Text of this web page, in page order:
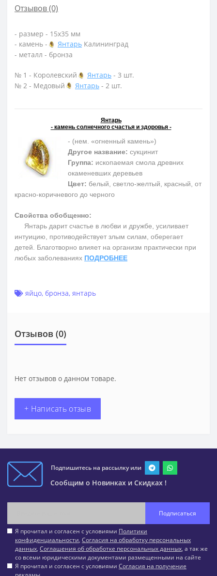
Отзывов (0)
- размер - 15х35 мм
- камень -
Янтарь Калининград
- металл - бронза
№ 1 - Королевский Янтарь - 3 шт.
№ 2 - Медовый
Янтарь - 2 шт.
Янтарь
- камень солнечного счастья и здоровья -
- (нем. «огненный камень»)
Другое название: сукцинит
Группа: ископаемая смола древних
окаменевших деревьев
Цвет: белый, светло-желтый, красный, от
красно-коричневого до черного
Свойства обобщенно:
Янтарь дарит счастье в любви и дружбе, усиливает
интуицию, противодействует злым силам, оберегает
детей. Благотворно влияет на организм практически при
любых заболеваниях ПОДРОБНЕЕ
яйцо, бронза, янтарь
Отзывов (0)
Нет отзывов о данном товаре.
+ Написать отзыв
Подпишитесь на рассылку или
Сообщим о Новинках и Скидках !
Подписаться
Я прочитал и согласен с условиями Политики
конфиденциальности, Согласия на обработку персональных
данных, Соглашения об обработке персональных данных, а так же
со всеми юридическими документами размещенными на сайте
Я прочитал и согласен с условиями Согласия на получение